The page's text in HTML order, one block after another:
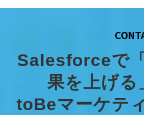
Salesforceで
果を上げる
toBeマーケテ